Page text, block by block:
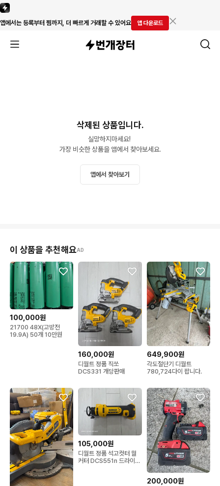
앱에서는 등록부터 찜까지, 더 빠르게 거래할 수 있어요 앱 다운로드
삭제된 상품입니다.
실망하지마세요!
가장 비슷한 상품을 앱에서 찾아보세요.
앱에서 찾아보기
이 상품을 추천해요AD
100,000원
21700 48X(고방전
19.9A) 50개 10만원
160,000원
디월트 정품 직쏘
DCS331 개당판매
649,900원
각도절단기 디월트
780,724다이 팝니다.
105,000원
디월트 정품 석고컷터 월
커터 DCS551n 드라이월
200,000원